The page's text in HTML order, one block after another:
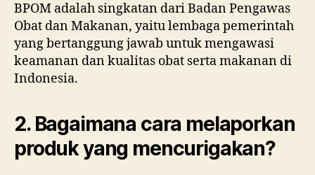
BPOM adalah singkatan dari Badan Pengawas
Obat dan Makanan, yaitu lembaga pemerintah
yang bertanggung jawab untuk mengawasi
keamanan dan kualitas obat serta makanan di
Indonesia.
2. Bagaimana cara melaporkan
produk yang mencurigakan?